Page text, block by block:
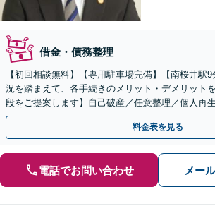
借金・債務整理
【初回相談無料】【専用駐車場完備】【南桜井駅
況を踏まえて、各手続きのメリット・デメリット
段をご提案します】自己破産／任意整理／個人再
身にサポートし、迅速な解決へ尽力【夜間・休日
料金表を見る
電話でお問い合わせ メー